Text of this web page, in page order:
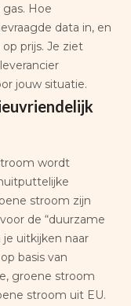
Hoe
data in, en
prijs. Je ziet
jouw situatie.
wordt
stroom zijn
de “duurzame
je uitkijken naar
basis van
groene stroom
stroom uit EU.